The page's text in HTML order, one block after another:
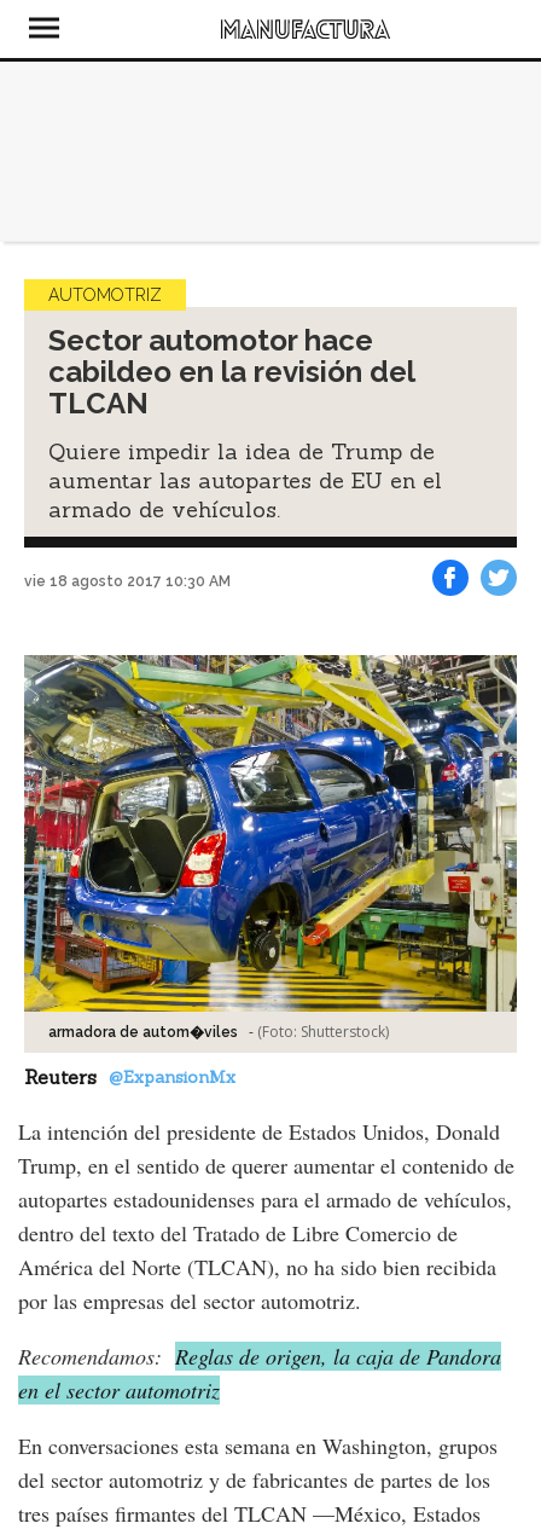
AUTOMOTRIZ
Sector automotor hace
cabildeo en la revisión del
TLCAN
Quiere impedir la idea de Trump de
aumentar las autopartes de EU en el
armado de vehículos.
vie 18 agosto 2017 10:30 AM
armadora de autom�viles - (Foto: Shutterstock)
Reuters @ExpansionMx
La intención del presidente de Estados Unidos, Donald
Trump, en el sentido de querer aumentar el contenido de
autopartes estadounidenses para el armado de vehículos,
dentro del texto del Tratado de Libre Comercio de
América del Norte (TLCAN), no ha sido bien recibida
por las empresas del sector automotriz.
Recomendamos: Reglas de origen, la caja de Pandora
en el sector automotriz
En conversaciones esta semana en Washington, grupos
del sector automotriz y de fabricantes de partes de los
tres países firmantes del TLCAN —México, Estados